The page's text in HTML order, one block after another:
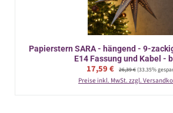
Papierstern SARA - hängend - 9-
E14 Fassung und Kabel -
Verkaufspreis:
17,59 € Regulärer Preis:
26,39 €(33.35%
Preise inkl. MwSt. zzgl.